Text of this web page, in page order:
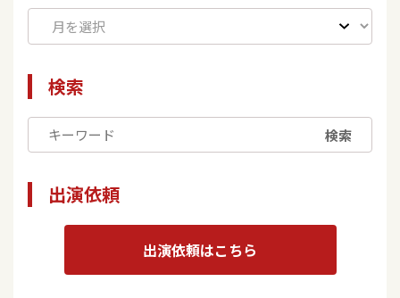
検索
検索
出演依頼
出演依頼はこちら